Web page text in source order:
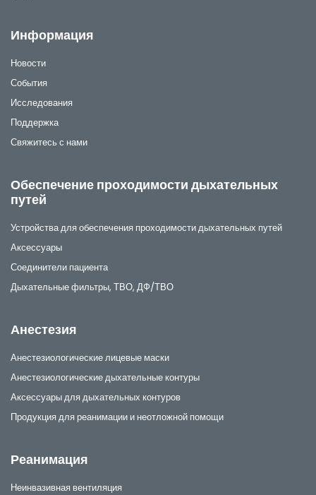
Информация
Новости
События
Исследования
Поддержка
Свяжитесь с нами
Обеспечение проходимости дыхательных
путей
Устройства для обеспечения проходимости дыхательных путей
Аксессуары
Соединители пациента
Дыхательные фильтры, ТВО, ДФ/ТВО
Анестезия
Анестезиологические лицевые маски
Анестезиологические дыхательные контуры
Аксессуары для дыхательных контуров
Продукция для реанимации и неотложной помощи
Реанимация
Неинвазивная вентиляция